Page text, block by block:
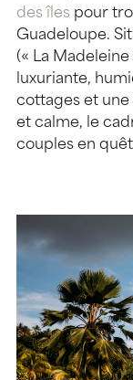
des îles pour
Guadeloupe.
(« La
luxuriante,
cottages et une
et calme, le
couples en